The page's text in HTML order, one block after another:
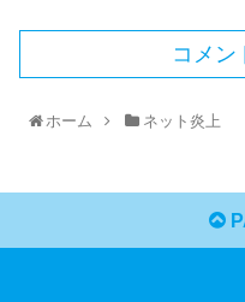
コメン
ホーム ネット炎上